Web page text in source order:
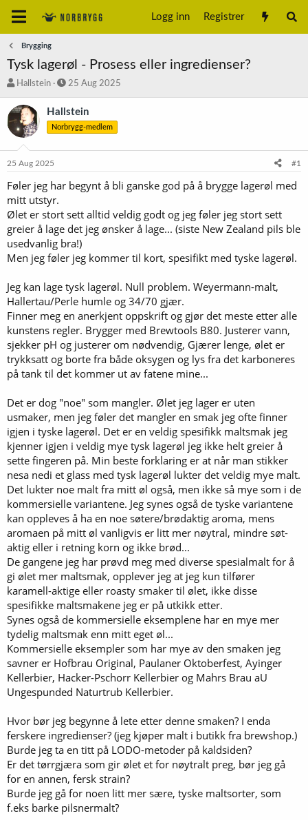
Logg inn Registrer
Brygging
Tysk lagerøl - Prosess eller ingredienser?
T
å
d
s
t
e
r
Hallstein
S
a
r
t
o
25 Aug 2025
Hallstein
Norbrygg-medlem
25 Aug 2025 #1
Føler jeg har begynt å bli ganske god på å brygge lagerøl med
mitt utstyr.
Ølet er stort sett alltid veldig godt og jeg føler jeg stort sett
greier å lage det jeg ønsker å lage... (siste New Zealand pils ble
usedvanlig bra!)
Men jeg føler jeg kommer til kort, spesifikt med tyske lagerøl.
Jeg kan lage tysk lagerøl. Null problem. Weyermann-malt,
Hallertau/Perle humle og 34/70 gjær.
Finner meg en anerkjent oppskrift og gjør det meste etter alle
kunstens regler. Brygger med Brewtools B80. Justerer vann,
sjekker pH og justerer om nødvendig, Gjærer lenge, ølet er
trykksatt og borte fra både oksygen og lys fra det karboneres
på tank til det kommer ut av fatene mine...
Det er dog "noe" som mangler. Ølet jeg lager er uten
usmaker, men jeg føler det mangler en smak jeg ofte finner
igjen i tyske lagerøl. Det er en veldig spesifikk maltsmak jeg
kjenner igjen i veldig mye tysk lagerøl jeg ikke helt greier å
sette fingeren på. Min beste forklaring er at når man stikker
nesa nedi et glass med tysk lagerøl lukter det veldig mye malt.
Det lukter noe malt fra mitt øl også, men ikke så mye som i de
kommersielle variantene. Jeg synes også de tyske variantene
kan oppleves å ha en noe søtere/brødaktig aroma, mens
aromaen på mitt øl vanligvis er litt mer nøytral, mindre søt-
aktig eller i retning korn og ikke brød...
De gangene jeg har prøvd meg med diverse spesialmalt for å
gi ølet mer maltsmak, opplever jeg at jeg kun tilfører
karamell-aktige eller roasty smaker til ølet, ikke disse
spesifikke maltsmakene jeg er på utkikk etter.
Synes også de kommersielle eksemplene har en mye mer
tydelig maltsmak enn mitt eget øl...
Kommersielle eksempler som har mye av den smaken jeg
savner er Hofbrau Original, Paulaner Oktoberfest, Ayinger
Kellerbier, Hacker-Pschorr Kellerbier og Mahrs Brau aU
Ungespunded Naturtrub Kellerbier.
Hvor bør jeg begynne å lete etter denne smaken? I enda
ferskere ingredienser? (jeg kjøper malt i butikk fra brewshop.)
Burde jeg ta en titt på LODO-metoder på kaldsiden?
Er det tørrgjæra som gir ølet et for nøytralt preg, bør jeg gå
for en annen, fersk strain?
Burde jeg gå for noen litt mer sære, tyske maltsorter, som
f.eks barke pilsnermalt?